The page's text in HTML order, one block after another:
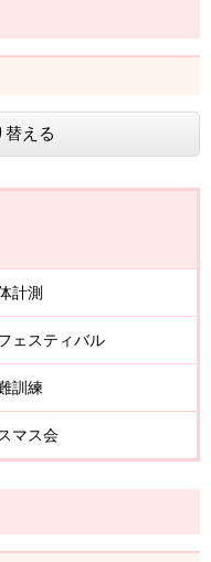
替える
計測
ェスティバル
訓練
マス会